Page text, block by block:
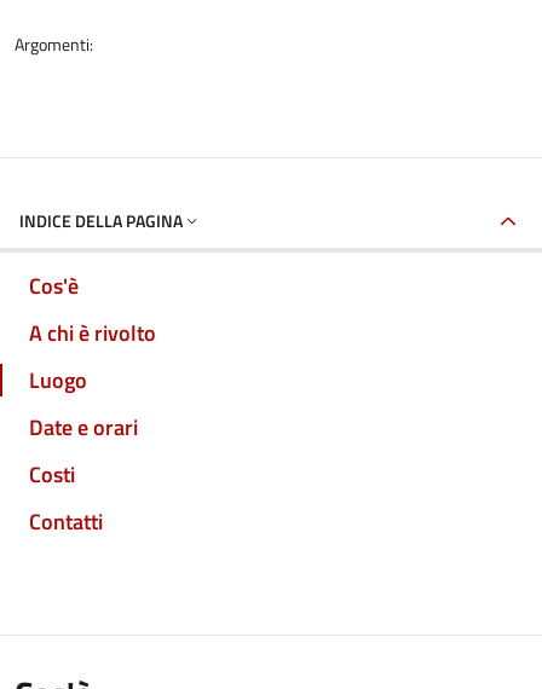
Argomenti:
INDICE DELLA PAGINA
Cos'è
A chi è rivolto
Luogo
Date e orari
Costi
Contatti